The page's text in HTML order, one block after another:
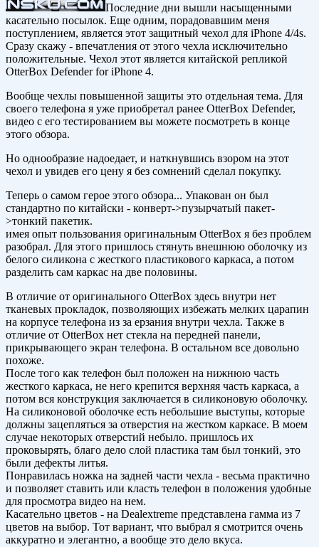
Последние дни вышли насыщенными
касательно посылок. Еще одним, порадовавшим меня
поступлением, является этот защитный чехол для iPhone 4/4s.
Сразу скажу - впечатления от этого чехла исключительно
положительные. Чехол этот является китайской репликой
OtterBox Defender for iPhone 4.
Вообще чехлы повышенной защиты это отдельная тема. Для
своего телефона я уже приобретал ранее OtterBox Defender,
видео с его тестированием вы можете посмотреть в конце
этого обзора.
Но однообразие надоедает, и наткнувшись взором на этот
чехол и увидев его цену я без сомнений сделал покупку.
Теперь о самом герое этого обзора... Упакован он был
стандартно по китайски - конверт->пузырчатый пакет-
>тонкий пакетик.
имея опыт пользования оригинальным OtterBox я без проблем
разобрал. Для этого пришлось стянуть внешнюю оболочку из
белого силикона с жесткого пластикового каркаса, а потом
разделить сам каркас на две половины.
В отличие от оригинального OtterBox здесь внутри нет
тканевых прокладок, позволяющих избежать мелких царапин
на корпусе телефона из за ерзания внутри чехла. Также в
отличие от OtterBox нет стекла на передней панели,
прикрывающего экран телефона. В остальном все довольно
похоже.
После того как телефон был положен на нижнюю часть
жесткого каркаса, не него крепится верхняя часть каркаса, а
потом вся конструкция заключается в силиконовую оболочку.
На силиконовой оболочке есть небольшие выступы, которые
должны зацепляться за отверстия на жестком каркасе. В моем
случае некоторых отверстий небыло. пришлось их
проковырять, благо дело слой пластика там был тонкий, это
были дефекты литья.
Понравилась ножка на задней части чехла - весьма практично
и позволяет ставить или класть телефон в положения удобные
для просмотра видео на нем.
Касательно цветов - на Dealextreme представлена гамма из 7
цветов на выбор. Тот вариант, что выбрал я смотрится очень
аккуратно и элегантно, а вообще это дело вкуса.